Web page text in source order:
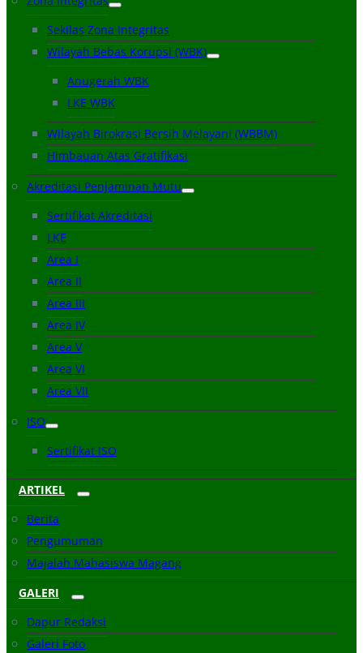
Sekilas Zona Integritas
Wilayah Bebas Korupsi (WBK)
Anugerah WBK
LKE WBK
Wilayah Birokrasi Bersih Melayani (WBBM)
Himbauan Atas Gratifikasi
Akreditasi Penjaminan Mutu
Sertifikat Akreditasi
LKE
Area I
Area II
Area III
Area IV
Area V
Area VI
Area VII
ISO
Sertifikat ISO
ARTIKEL
Berita
Pengumuman
Majalah Mahasiswa Magang
GALERI
Dapur Redaksi
Galeri Foto